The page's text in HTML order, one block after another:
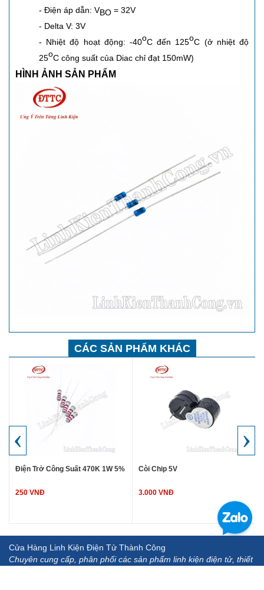
- Điện áp dẫn: VBO = 32V
- Delta V: 3V
- Nhiệt độ hoạt động: -40oC đến 125oC (ở nhiệt độ
25oC công suất của Diac chỉ đạt 150mW)
HÌNH ẢNH SẢN PHẨM
CÁC SẢN PHẨM KHÁC
Điện Trở Công Suất 470K 1W 5%
250 VNĐ
Còi Chip 5V
3.000 VNĐ
‹ ›
Cửa Hàng Linh Kiện Điện Tử Thành Công
Chuyên cung cấp, phân phối các sản phẩm linh kiện điện tử, thiết